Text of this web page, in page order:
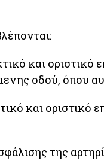
και
οδού, όπου
και οριστικό
της